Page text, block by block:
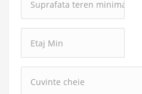
teren
minima:
cheie: